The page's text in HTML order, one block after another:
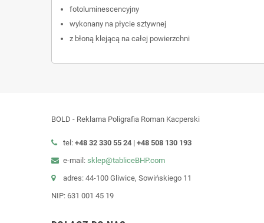
fotoluminescencyjny
wykonany na płycie sztywnej
z błoną klejącą na całej powierzchni
BOLD - Reklama Poligrafia Roman Kacperski
tel: +48 32 330 55 24 | +48 508 130 193
e-mail: sklep@tabliceBHP.com
adres: 44-100 Gliwice, Sowińskiego 11
NIP: 631 001 45 19